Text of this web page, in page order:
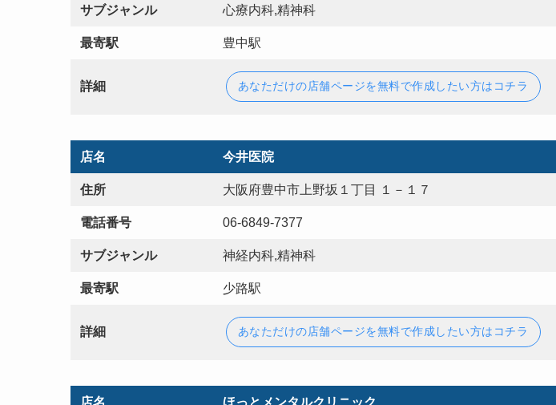
サブジャンル 心療内科,精神科
最寄駅 豊中駅
詳細 あなただけの店舗ページを無料で作成したい方はコチラ
店名 今井医院
住所 大阪府豊中市上野坂１丁目 １－１７
電話番号 06-6849-7377
サブジャンル 神経内科,精神科
最寄駅 少路駅
詳細 あなただけの店舗ページを無料で作成したい方はコチラ
店名 ほっとメンタルクリニック